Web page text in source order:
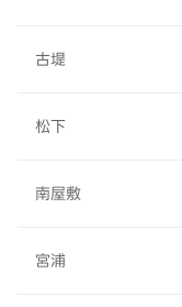
古堤
松下
南屋敷
宮浦